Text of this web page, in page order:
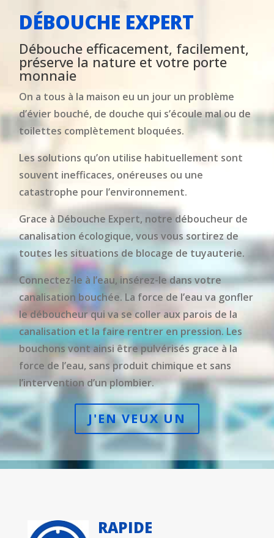
DÉBOUCHE EXPERT
Débouche efficacement, facilement,
préserve la nature et votre porte
monnaie
On a tous à la maison eu un jour un problème
d’évier bouché, de douche qui s’écoule mal ou de
toilettes complètement bloquées.
Les solutions qu’on utilise habituellement sont
souvent inefficaces, onéreuses ou une
catastrophe pour l’environnement.
Grace à Débouche Expert, notre déboucheur de
canalisation écologique, vous vous sortirez de
toutes les situations de blocage de tuyauterie.
Connectez-le à l’eau, insérez-le dans votre
canalisation bouchée. La force de l’eau va gonfler
le déboucheur qui va se coller aux parois de la
canalisation et la faire rentrer en pression. Les
bouchons vont ainsi être pulvérisés grace à la
force de l’eau, sans produit chimique et sans
l’intervention d’un plombier.
J'EN VEUX UN
RAPIDE